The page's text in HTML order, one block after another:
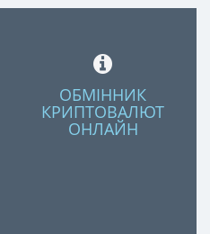
ОБМІННИК
КРИПТОВАЛЮТ
ОНЛАЙН